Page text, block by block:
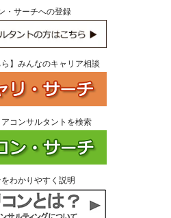
・サーチへの登録
ら】みんなのキャリア相談
コンサルタントを検索
わかりやすく説明